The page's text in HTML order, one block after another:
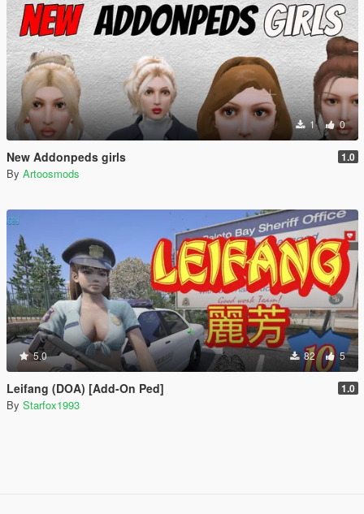
1 0
New Addonpeds girls 1.0
By Artoosmods
5.0 82 5
Leifang (DOA) [Add-On Ped] 1.0
By Starfox1993